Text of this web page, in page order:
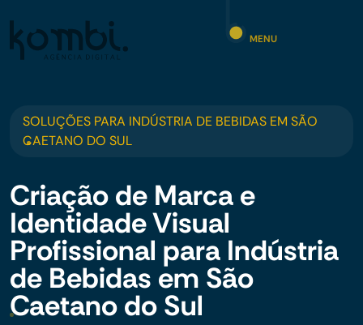
MENU
SOLUÇÕES PARA INDÚSTRIA DE BEBIDAS EM SÃO
CAETANO DO SUL
Criação de Marca e
Identidade Visual
Profissional para Indústria
de Bebidas em São
Caetano do Sul